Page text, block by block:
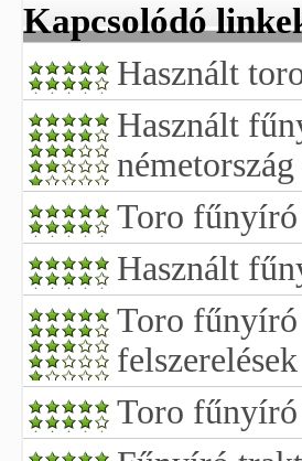
Kapcsolódó
Használt
Használt
Toro fűnyíró
Használt
Toro fűnyíró
felszerelések
Toro